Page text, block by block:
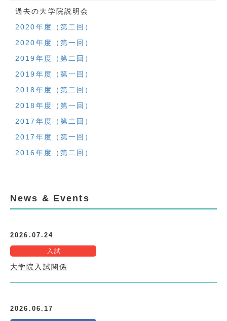
過去の大学院説明会
2020年度（第二回）
2020年度（第一回）
2019年度（第二回）
2019年度（第一回）
2018年度（第二回）
2018年度（第一回）
2017年度（第二回）
2017年度（第一回）
2016年度（第二回）
News & Events
2026.07.24
入試
大学院入試関係
2026.06.17